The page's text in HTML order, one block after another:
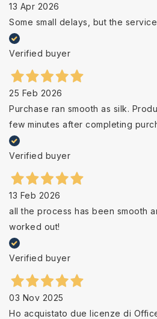
13 Apr 2026
Some small delays, but the
Verified buyer
25 Feb 2026
Purchase ran smooth as silk.
few minutes after completing
Verified buyer
13 Feb 2026
all the process has been smooth
worked out!
Verified buyer
03 Nov 2025
Ho acquistato due licenze di